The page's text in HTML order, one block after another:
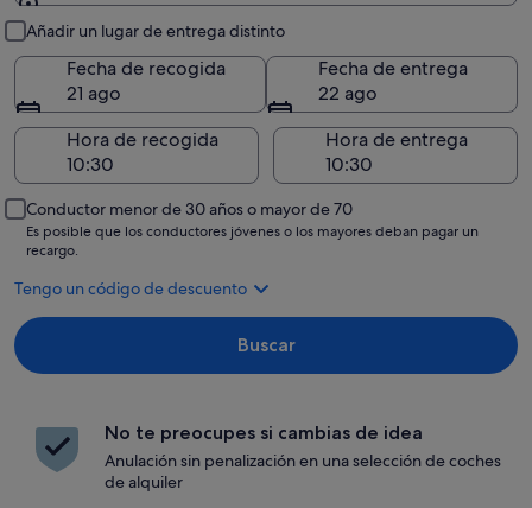
Añadir un lugar de entrega distinto
Fecha de recogida
21 ago
Fecha de entrega
22 ago
Hora de recogida
Hora de entrega
Conductor menor de 30 años o mayor de 70
Es posible que los conductores jóvenes o los mayores deban pagar un
recargo.
Tengo un código de descuento
Buscar
No te preocupes si cambias de idea
Anulación sin penalización en una selección de coches
de alquiler